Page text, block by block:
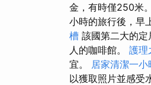
金，有時僅250米。
小時的旅行後，早
槽 該國第二大的
人的咖啡館。 護理
宜。 居家清潔一
以獲取照片並感